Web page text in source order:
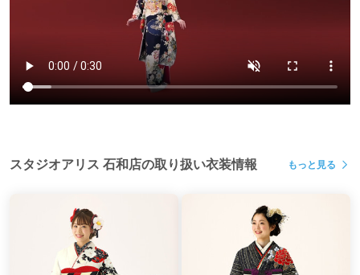
国から「伝統的工芸品」として認められた京友禅の技法、
美しさを競う大会で、厳しい審美眼を持つ
専門家の方のお墨付きを得た振袖は必見です。
＊＊＊＊＊＊＊＊＊＊＊＊＊＊＊＊＊＊＊＊＊＊
「自分に合う振袖を見つけられた振袖レンタルサービス
「振袖にトレンド感がある振袖レンタルサービス№1」
「スタッフ対応総合満足度№1」
「利用しやすさ総合満足度№1」
【調査概要】振袖レンタルサービス利用者満足度調査■調
スタジオアリス 石和店の取り扱い衣装情報 もっと見る